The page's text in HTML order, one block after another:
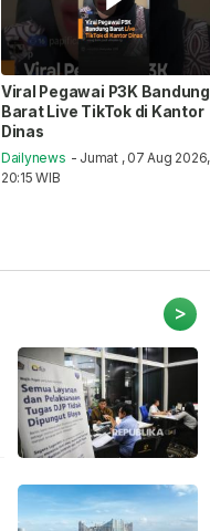
Viral Pegawai P3K Bandung
Barat Live TikTok di Kantor
Dinas
Dailynews - Jumat , 07 Aug 2026,
20:15 WIB
>